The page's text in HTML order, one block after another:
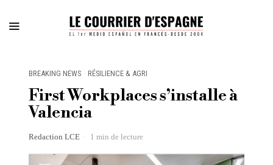
BREAKING NEWS · RÉSILIENCE & AGRI
First Workplaces s’installe à
Valencia
Redaction LCE 1 min de lecture